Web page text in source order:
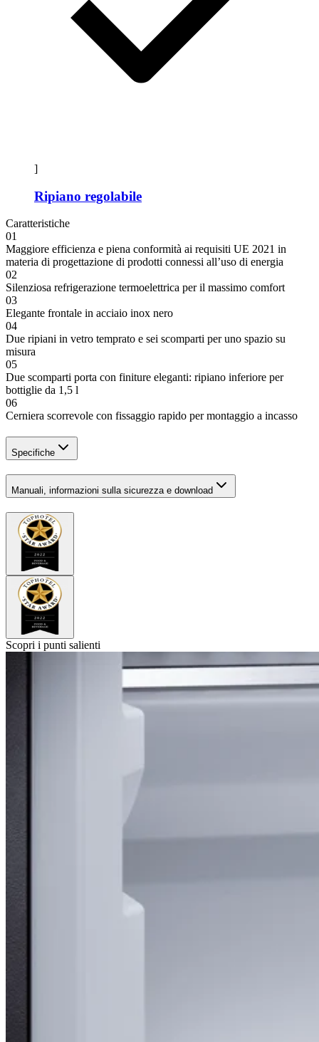
]
Ripiano regolabile
Caratteristiche
01
Maggiore efficienza e piena conformità ai requisiti UE 2021 in
materia di progettazione di prodotti connessi all’uso di energia
02
Silenziosa refrigerazione termoelettrica per il massimo comfort
03
Elegante frontale in acciaio inox nero
04
Due ripiani in vetro temprato e sei scomparti per uno spazio su
misura
05
Due scomparti porta con finiture eleganti: ripiano inferiore per
bottiglie da 1,5 l
06
Cerniera scorrevole con fissaggio rapido per montaggio a incasso
Specifiche
Manuali, informazioni sulla sicurezza e download
Scopri i punti salienti